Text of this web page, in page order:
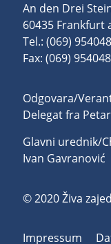
An den Drei
60435 Frankfurt
Tel.: (069)
Fax: (069)
Odgovara/
Delegat fra
Glavni urednik/
Ivan Gavranović
© 2020 Živa
Impressum